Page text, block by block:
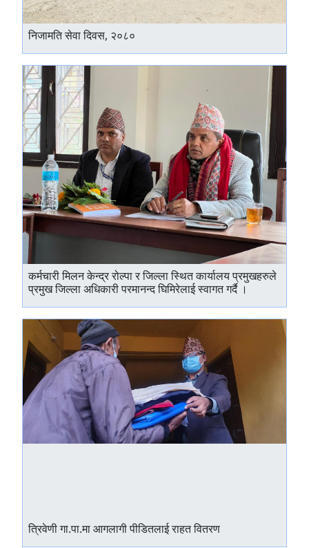
निजामति सेवा दिवस, २०८०
कर्मचारी मिलन केन्द्र रोल्पा र जिल्ला स्थित कार्यालय प्रमुखहरुले
प्रमुख जिल्ला अधिकारी परमानन्द घिमिरेलाई स्वागत गर्दै ।
त्रिवेणी गा.पा.मा आगलागी पीडितलाई राहत वितरण